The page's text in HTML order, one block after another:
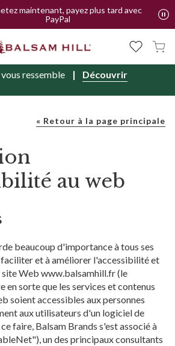
maintenant, payez plus tard avec
PayPal
ressemble Découvrir
« Retour à la page principale
au web
beaucoup d'importance à tous ses
faciliter et à améliorer l'accessibilité et
site Web www.balsamhill.fr (le
en sorte que les services et contenus
soient accessibles aux personnes
aux utilisateurs d'un logiciel de
faire, Balsam Brands s'est associé à
un des principaux consultants